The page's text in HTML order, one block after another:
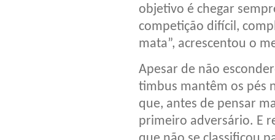
objetivo é chegar
competição difícil,
mata”, acrescentou o
Apesar de não
timbus mantêm os pés
que, antes de pensar
primeiro adversário. E